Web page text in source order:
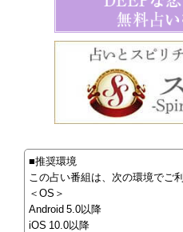
■推奨環境
この占い番組は、次の環境でご
＜OS＞
Android 5.0以降
iOS 10.0以降